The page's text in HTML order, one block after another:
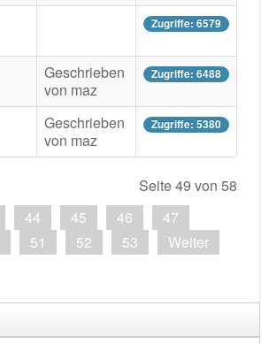
Zugriffe: 6579
Geschrieben
von maz
Zugriffe: 6488
Geschrieben
von maz
Zugriffe: 5380
Seite 49 von 58
44 45 46
47
51 52 53
Weiter